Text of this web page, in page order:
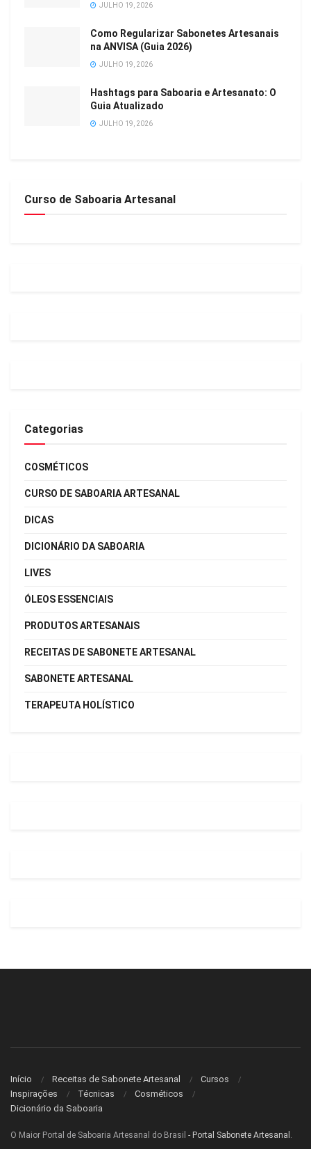
JULHO 19, 2026
Como Regularizar Sabonetes Artesanais
na ANVISA (Guia 2026)
JULHO 19, 2026
Hashtags para Saboaria e Artesanato: O
Guia Atualizado
JULHO 19, 2026
Curso de Saboaria Artesanal
Categorias
COSMÉTICOS
CURSO DE SABOARIA ARTESANAL
DICAS
DICIONÁRIO DA SABOARIA
LIVES
ÓLEOS ESSENCIAIS
PRODUTOS ARTESANAIS
RECEITAS DE SABONETE ARTESANAL
SABONETE ARTESANAL
TERAPEUTA HOLÍSTICO
Início Receitas de Sabonete Artesanal
Cursos
Inspirações
Técnicas
Cosméticos
Dicionário da Saboaria
O Maior Portal de Saboaria Artesanal do Brasil - Portal Sabonete Artesanal .